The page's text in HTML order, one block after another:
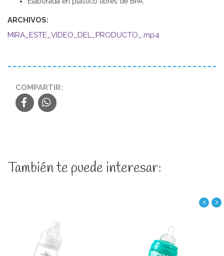
ARCHIVOS:
MIRA_ESTE_VIDEO_DEL_PRODUCTO_.mp4
COMPARTIR:
También te puede interesar:
‹ ›